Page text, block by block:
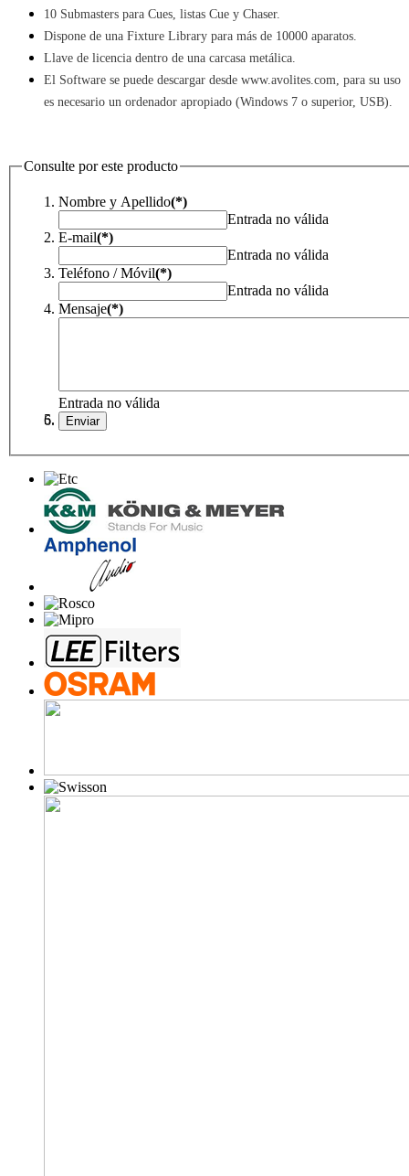
10 Submasters para Cues, listas Cue y Chaser.
Dispone de una Fixture Library para más de 10000 aparatos.
Llave de licencia dentro de una carcasa metálica.
El Software se puede descargar desde www.avolites.com, para su uso
es necesario un ordenador apropiado (Windows 7 o superior, USB).
Consulte por este producto
Nombre y Apellido(*)
Entrada no válida
E-mail(*)
Entrada no válida
Teléfono / Móvil(*)
Entrada no válida
Mensaje(*)
Entrada no válida